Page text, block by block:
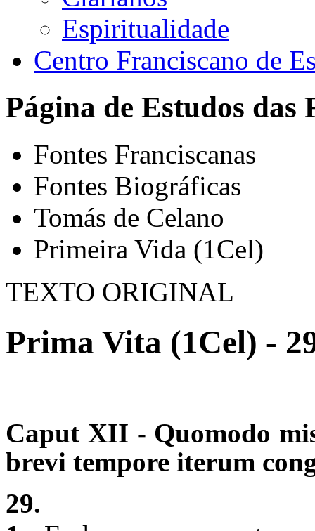
Espiritualidade
Centro Franciscano de
Página de Estudos das
Fontes Franciscanas
Fontes Biográficas
Tomás de Celano
Primeira Vida (1Cel)
TEXTO ORIGINAL
Prima Vita (1Cel) -
Caput XII - Quomodo
brevi tempore iterum
29.